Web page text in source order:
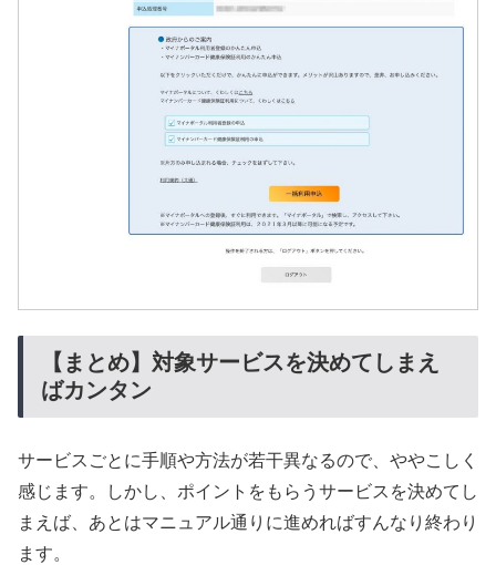
【まとめ】対象サービスを決めてしまえ
ばカンタン
サービスごとに手順や方法が若干異なるので、ややこしく
感じます。しかし、ポイントをもらうサービスを決めてし
まえば、あとはマニュアル通りに進めればすんなり終わり
ます。